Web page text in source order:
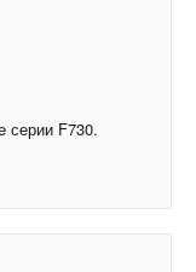
серии F730.